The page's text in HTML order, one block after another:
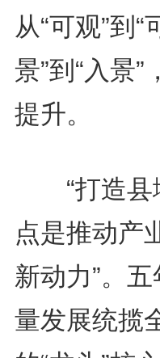
从“可观”到“
景”到“入景
提升。
“打造县
点是推动产
新动力”。
量发展统揽